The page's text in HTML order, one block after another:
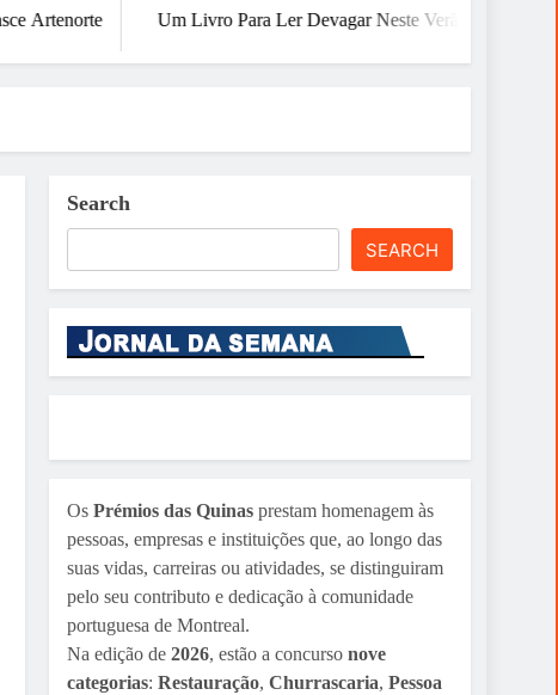
Um Livro Para Ler Devagar Neste Verão Já Estamos A
Search
SEARCH
Os Prémios das Quinasprestam homenagem às
pessoas, empresas e instituições que, ao longo das
suas vidas, carreiras ou atividades, se distinguiram
pelo seu contributo e dedicação à comunidade
portuguesa de Montreal.
Na edição de 2026, estão a concurso nove
categorias: Restauração, Churrascaria, Pessoa